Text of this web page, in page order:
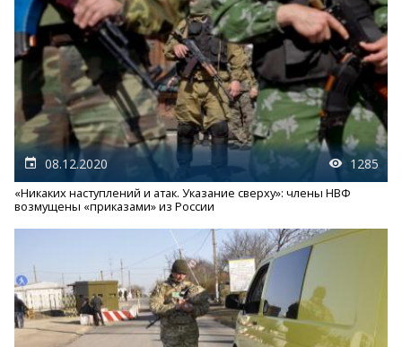
08.12.2020 1285
«Никаких наступлений и атак. Указание сверху»: члены НВФ
возмущены «приказами» из России